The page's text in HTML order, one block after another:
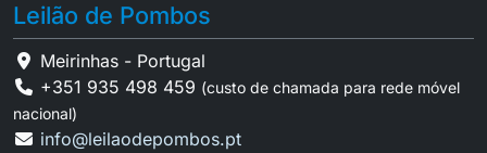
Leilão de Pombos
Meirinhas - Portugal
+351 935 498 459 (custo de chamada para rede móvel
nacional)
info@leilaodepombos.pt